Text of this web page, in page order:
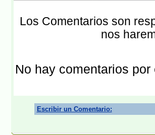
Los Comentarios son
nos
No hay comentarios por
Escribir un Comentario: